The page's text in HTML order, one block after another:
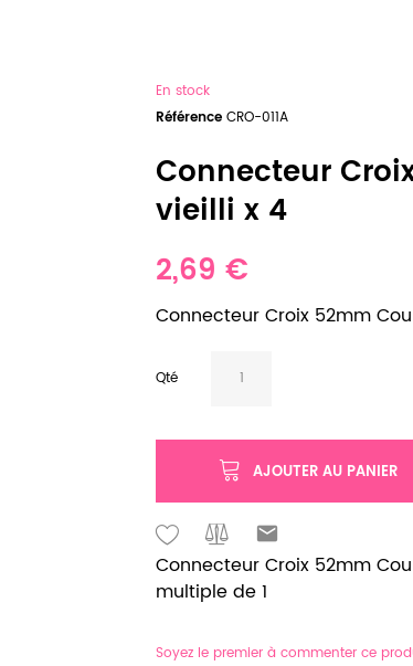
En stock
Référence CRO-011A
Connecteur
vieilli x 4
2,69 €
Connecteur Croix 52mm
Qté
AJOUTER AU PANIER
Connecteur Croix 52mm
multiple de 1
Soyez le premier à commenter ce